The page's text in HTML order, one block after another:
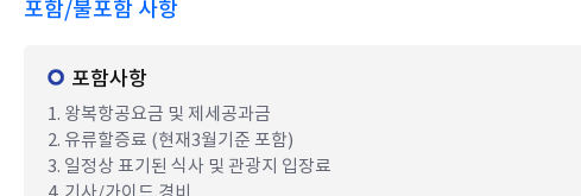
포함/불포함 사항
포함사항
1. 왕복항공요금 및 제세공과금
2. 유류할증료 (현재3월기준 포함)
3. 일정상 표기된 식사 및 관광지 입장료